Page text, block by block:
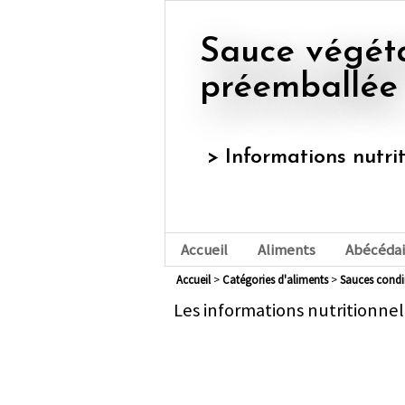
Sauce végétale type bolognaise,
préemballée
> Informations
Accueil Aliments
Accueil> Catégories d'aliments> sauces
Les informations